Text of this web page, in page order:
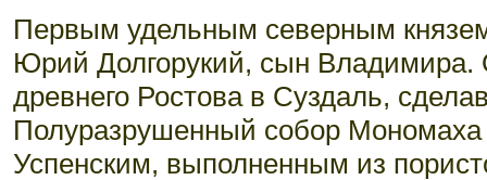
Первым удельным северным
Юрий Долгорукий, сын Владимира.
древнего Ростова в Суздаль,
Полуразрушенный собор Мономаха
Успенским, выполненным из